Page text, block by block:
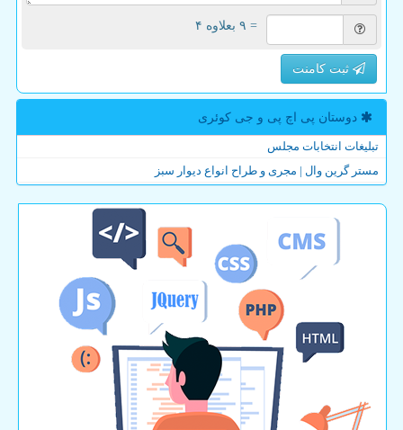
= ۹ بعلاوه ۴
ثبت کامنت
دوستان پی اچ پی و جی كوئری
تبلیغات انتخابات مجلس
مستر گرین وال | مجری و طراح انواع دیوار سبز